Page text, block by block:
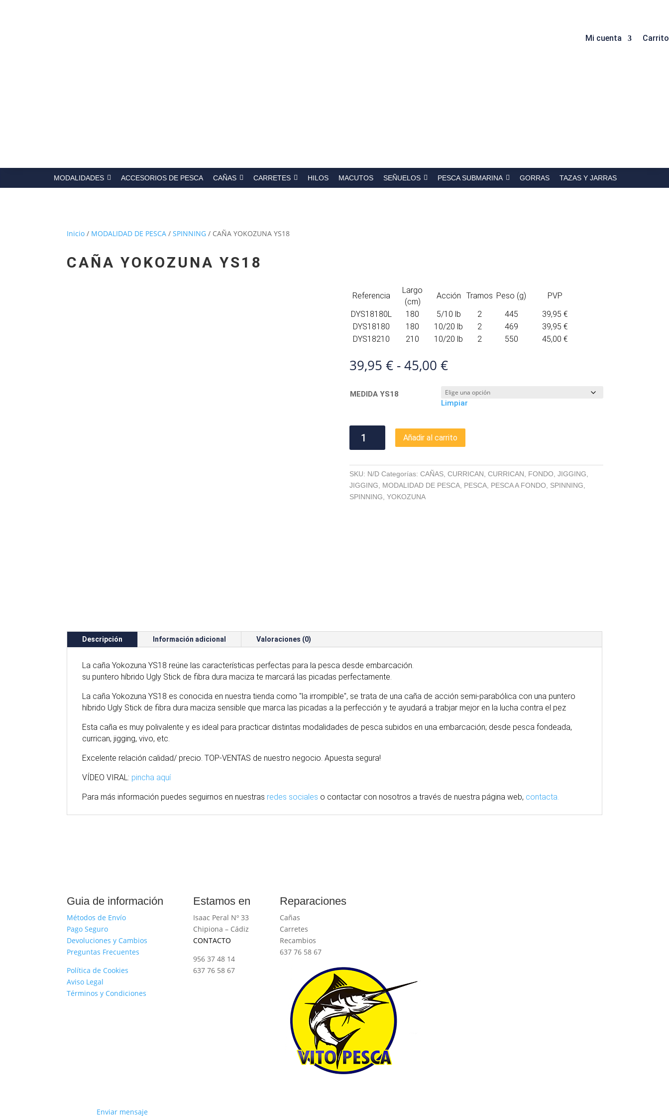
Mi cuenta Carrito
MODALIDADES ACCESORIOS DE PESCA CAÑAS CARRETES HILOS MACUTOS SEÑUELOS PESCA SUBMARINA GORRAS TAZAS Y JARRAS
Inicio / MODALIDAD DE PESCA /SPINNING / CAÑA YOKOZUNA YS18
CAÑA YOKOZUNA YS18
Referencia
Largo
(cm)
Acción Tramos Peso (g)
PVP
DYS18180L
180 5/10 lb 2 445
39,95 €
DYS18180
180 10/20 lb 2 469
39,95 €
DYS18210
210 10/20 lb 2 550 45,00 €
39,95 € - 45,00 €Rango
de
precios:
desde
39,95 €
45,00 €
MEDIDA YS18
Limpiar
YOKOZUNA
cantidad
Añadir al carrito
SKU: N/D Categorías: CAÑAS, CURRICAN CURRICAN FONDO JIGGING
JIGGING
MODALIDAD DE PESCA, PESCA, PESCA A FONDO SPINNING
SPINNING YOKOZUNA
Descripción Información adicional Valoraciones (0)
La caña Yokozuna YS18 reúne las características perfectas para la pesca desde embarcación.
su puntero híbrido Ugly Stick de fibra dura maciza te marcará las picadas perfectamente.
La caña Yokozuna YS18 es conocida en nuestra tienda como "la irrompible", se trata de una caña de acción semi-parabólica con una puntero
híbrido Ugly Stick de fibra dura maciza sensible que marca las picadas a la perfección y te ayudará a trabjar mejor en la lucha contra el pez
Esta caña es muy polivalente y es ideal para practicar distintas modalidades de pesca subidos en una embarcación; desde pesca fondeada,
currican, jigging, vivo, etc.
Excelente relación calidad/ precio. TOP-VENTAS de nuestro negocio. Apuesta segura!
VÍDEO VIRAL: pincha aquí
Para más información puedes seguirnos en nuestras redes sociales o contactar con nosotros a través de nuestra página web, contacta.
Guia de información
Métodos de Envío
Pago Seguro
Devoluciones y Cambios
Preguntas Frecuentes
Política de Cookies
Aviso Legal
Términos y Condiciones
Estamos en
Isaac Peral Nº 33
Chipiona – Cádiz
CONTACTO
956 37 48 14
637 76 58 67
Reparaciones
Cañas
Carretes
Recambios
637 76 58 67
Enviar mensaje